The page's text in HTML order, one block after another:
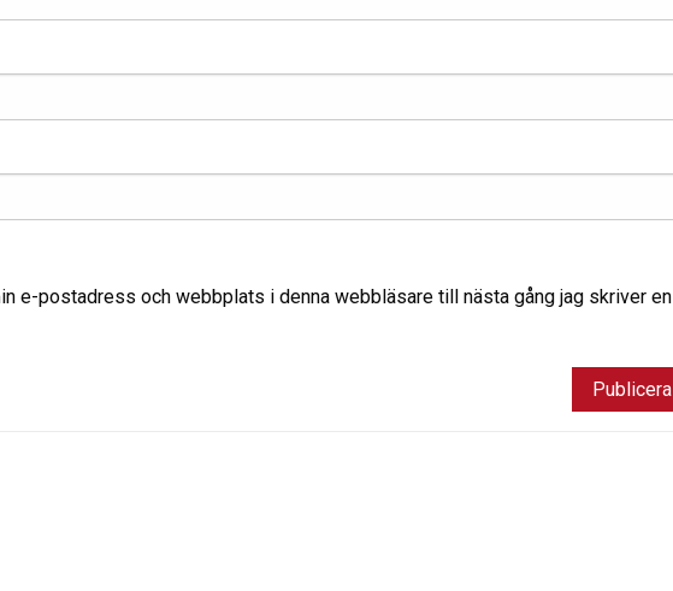
e-postadress och webbplats i denna webbläsare till nästa gång jag skriver en